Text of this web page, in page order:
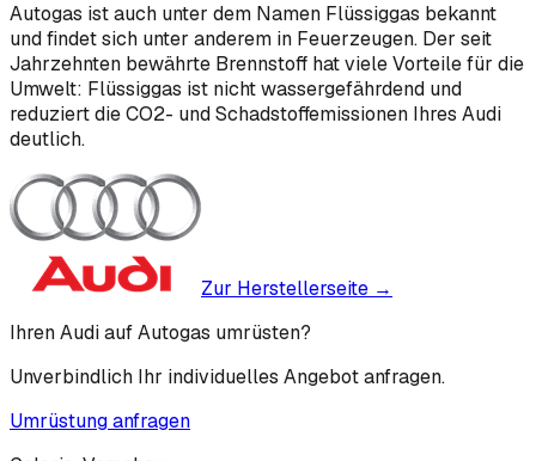
Autogas ist auch unter dem Namen Flüssiggas bekannt
und findet sich unter anderem in Feuerzeugen. Der seit
Jahrzehnten bewährte Brennstoff hat viele Vorteile für die
Umwelt: Flüssiggas ist nicht wassergefährdend und
reduziert die CO2- und Schadstoffemissionen Ihres Audi
deutlich.
Zur Herstellerseite →
IhrenAudiauf Autogas umrüsten?
Unverbindlich Ihr individuelles Angebot anfragen.
Umrüstung anfragen